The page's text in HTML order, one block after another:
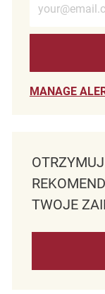
MANAGE
TWOJE